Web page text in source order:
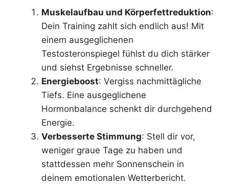
Muskelaufbau und Körperfettreduktion:
Dein Training zahlt sich endlich aus! Mit
einem ausgeglichenen
Testosteronspiegel fühlst du dich stärker
und siehst Ergebnisse schneller.
Energieboost: Vergiss nachmittägliche
Tiefs. Eine ausgeglichene
Hormonbalance schenkt dir durchgehend
Energie.
Verbesserte Stimmung: Stell dir vor,
weniger graue Tage zu haben und
stattdessen mehr Sonnenschein in
deinem emotionalen Wetterbericht.